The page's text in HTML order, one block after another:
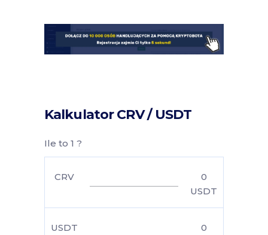
Kalkulator CRV / USDT
Ile to 1 ?
CRV
0
USDT
USDT
0